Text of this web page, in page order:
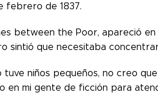
febrero de 1837.
between the Poor, apareció
sintió que necesitaba
tuve niños pequeños, no creo
en mi gente de ficción para